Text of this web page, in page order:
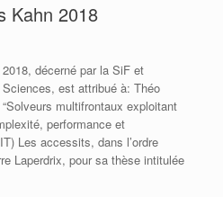
Kahn 2018
décerné par la SiF et
Sciences, est attribué à: Théo
multifrontaux exploitant
performance et
Les accessits, dans l’ordre
Laperdrix, pour sa thèse intitulée